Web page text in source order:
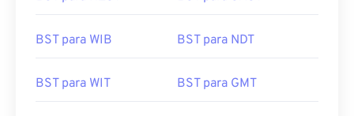
BST para WIB BST para NDT
BST para WIT BST para GMT